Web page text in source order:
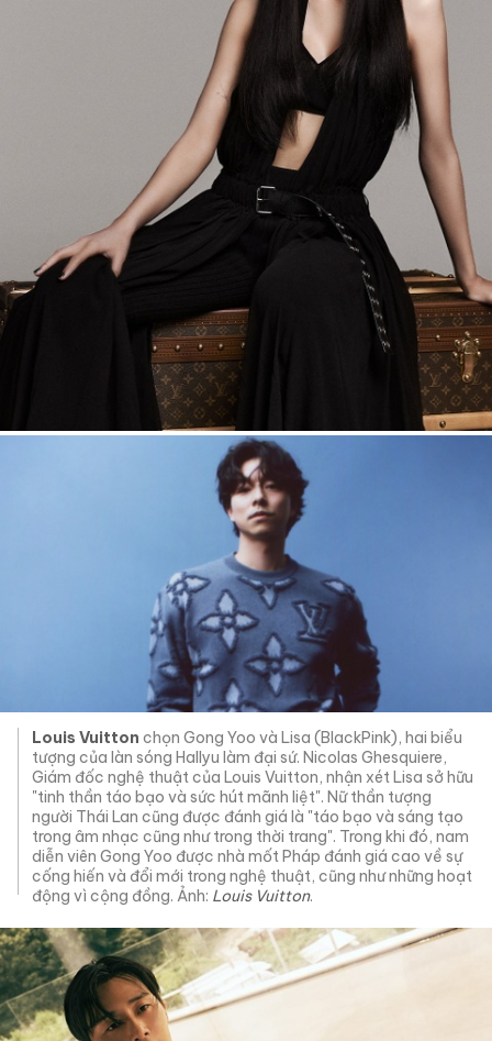
Louis Vuitton chọn Gong Yoo và Lisa (BlackPink), hai biểu
tượng của làn sóng Hallyu làm đại sứ. Nicolas Ghesquiere,
Giám đốc nghệ thuật của Louis Vuitton, nhận xét Lisa sở hữu
"tinh thần táo bạo và sức hút mãnh liệt". Nữ thần tượng
người Thái Lan cũng được đánh giá là "táo bạo và sáng tạo
trong âm nhạc cũng như trong thời trang". Trong khi đó, nam
diễn viên Gong Yoo được nhà mốt Pháp đánh giá cao về sự
cống hiến và đổi mới trong nghệ thuật, cũng như những hoạt
động vì cộng đồng. Ảnh: Louis Vuitton.